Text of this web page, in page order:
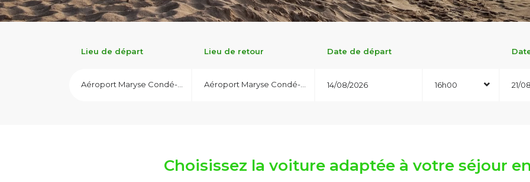
Lieu de départ
Aéroport Maryse Condé-PTP
Lieu de retour
Aéroport Maryse Condé-PTP
Date de départ
16h00
Choisissez la voiture adaptée à votre séjour